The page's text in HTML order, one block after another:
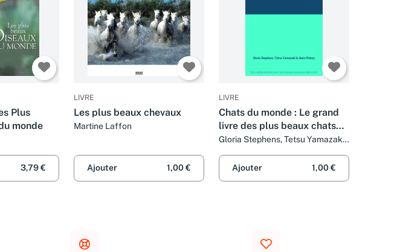
Plus
monde
3,79 €
LIVRE
Les plus beaux chevaux
Martine Laffon
Ajouter 1,00 €
LIVRE
Chats du monde : Le grand
livre des plus beaux chats
du monde
Gloria Stephens, Tetsu Yamazaki
Ajouter
1,00 €